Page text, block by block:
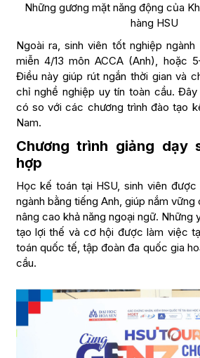
Những gương mặt năng động của
hàng HSU
Ngoài ra, sinh viên tốt nghiệp
miễn 4/13 môn ACCA (Anh), hoặc
Điều này giúp rút ngắn thời gian và
chỉ nghề nghiệp uy tín toàn cầu.
có so với các chương trình đào tạo
Nam.
Chương trình giảng dạy
hợp
Học kế toán tại HSU, sinh viên
ngành bằng tiếng Anh, giúp nắm vững
nâng cao khả năng ngoại ngữ. Những
tạo lợi thế và cơ hội được làm việc
toán quốc tế, tập đoàn đa quốc gia
cầu.